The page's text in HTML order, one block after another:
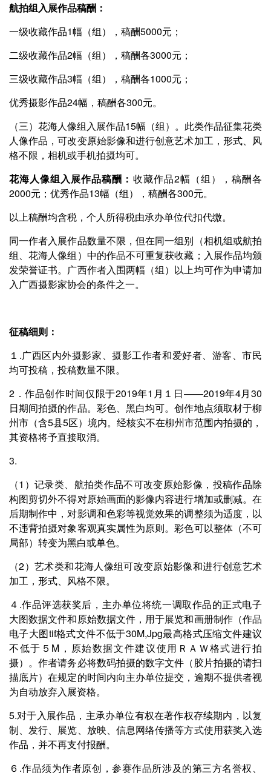
航拍组入展作品稿酬：
一级收藏作品1幅（组），稿酬5000元；
二级收藏作品2幅（组），稿酬各3000元；
三级收藏作品3幅（组），稿酬各1000元；
优秀摄影作品24幅，稿酬各300元。
（三）花海人像组入展作品15幅（组）。此类作品征集花类
人像作品，可改变原始影像和进行创意艺术加工，形式、风
格不限，相机或手机拍摄均可。
花海人像组入展作品稿酬： 收藏作品2幅（组），稿酬各
2000元；优秀作品13幅（组），稿酬各300元。
以上稿酬均含税，个人所得税由承办单位代扣代缴。
同一作者入展作品数量不限，但在同一组别（相机组或航拍
组、花海人像组）中的作品不可重复获收藏；入展作品均颁
发荣誉证书。广西作者入围两幅（组）以上均可作为申请加
入广西摄影家协会的条件之一。
征稿细则：
１.广西区内外摄影家、摄影工作者和爱好者、游客、市民
均可投稿，投稿数量不限。
2．作品创作时间仅限于2019年1月１日——2019年4月30
日期间拍摄的作品。彩色、黑白均可。创作地点须取材于柳
州市（含5县5区）境内。经核实不在柳州市范围内拍摄的，
其资格将予直接取消。
3.
（1）记录类、航拍类作品不可改变原始影像，投稿作品除
构图剪切外不得对原始画面的影像内容进行增加或删减。在
后期制作中，对影调和色彩等视觉效果的调整须为适度，以
不违背拍摄对象客观真实属性为原则。彩色可以整体（不可
局部）转变为黑白或单色。
（2）艺术类和花海人像组可改变原始影像和进行创意艺术
加工，形式、风格不限。
４.作品评选获奖后，主办单位将统一调取作品的正式电子
大图数据文件和原始数据文件，用于展览和画册制作（作品
电子大图tif格式文件不低于30M,Jpg最高格式压缩文件建议
不低于５M，原始数据文件建议使用ＲＡＷ格式进行拍
摄）。作者请务必将数码拍摄的数字文件（胶片拍摄的请扫
描底片）在规定的时间内向主办单位提交，逾期不提供者视
为自动放弃入展资格。
5.对于入展作品，主承办单位有权在著作权存续期内，以复
制、发行、展览、放映、信息网络传播等方式使用获奖入选
作品，并不再支付报酬。
６.作品须为作者原创，参赛作品所涉及的第三方名誉权、